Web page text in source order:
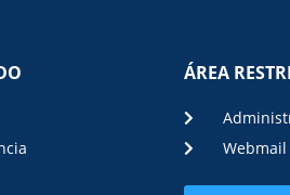
ÁREA
Webmail